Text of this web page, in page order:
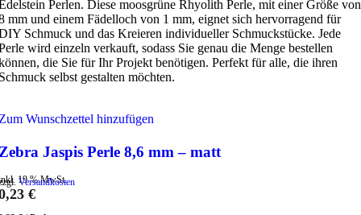
Perlen. Diese moosgrüne Rhyolith Perle, mit einer Größe von
mm und einem Fädelloch von 1 mm, eignet sich hervorragend für
Schmuck und das Kreieren individueller Schmuckstücke. Jede
wird einzeln verkauft, sodass Sie genau die Menge bestellen
die Sie für Ihr Projekt benötigen. Perfekt für alle, die ihren
selbst gestalten möchten.
Wunschzettel hinzufügen
Jaspis Perle 8,6 mm – matt
19 % MwSt.
Versandkosten
€